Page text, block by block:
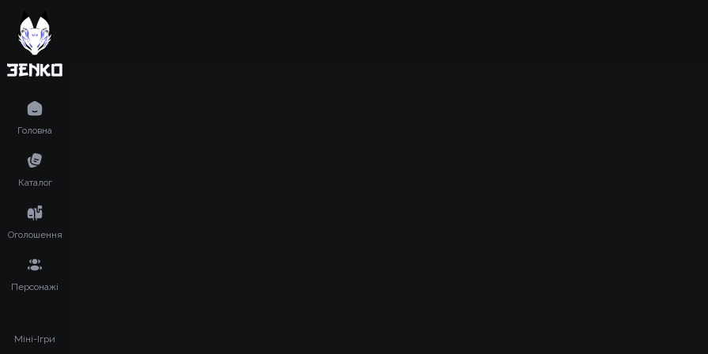
Головна
Каталог
Оголошення
Персонажі
Міні-Ігри